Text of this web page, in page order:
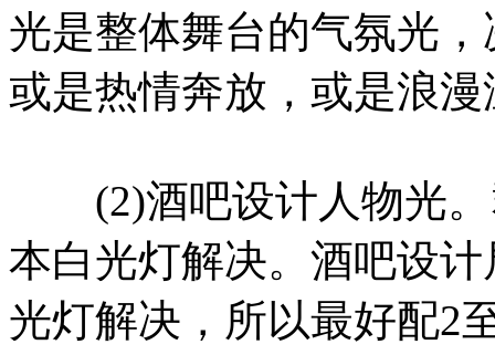
光是整体舞台的气氛光
或是热情奔放，或是浪
(2)酒吧设计人物光。
本白光灯解决。酒吧设
光灯解决，所以最好配2